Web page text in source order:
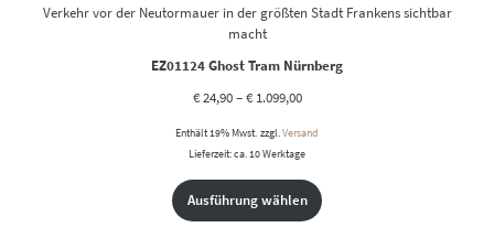
EZ01124 Ghost Tram Nürnberg
€24,90–€1.099,00
Enthält 19% Mwst. zzgl.Versand
Lieferzeit: ca. 10 Werktage
Ausführung wählen